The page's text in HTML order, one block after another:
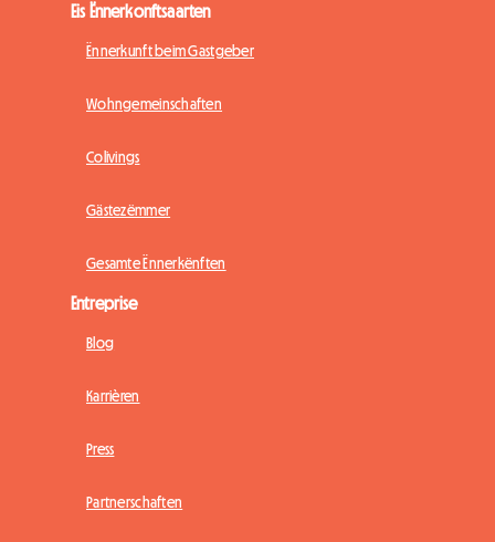
Eis Ënnerkonftsaarten
Ënnerkunft beim Gastgeber
Wohngemeinschaften
Colivings
Gästezëmmer
Gesamte Ënnerkënften
Entreprise
Blog
Karrièren
Press
Partnerschaften